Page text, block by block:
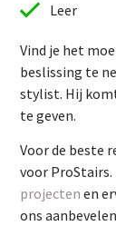
Leer
Vind je het
beslissing te
stylist. Hij
te geven.
Voor de beste
voor
projecten en
ons
beslissing te
stylist. Hij
te geven.